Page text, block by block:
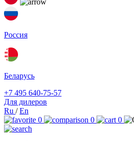
Россия
Беларусь
+7 495 640-75-57
Для дилеров
Ru /En
0
0 0